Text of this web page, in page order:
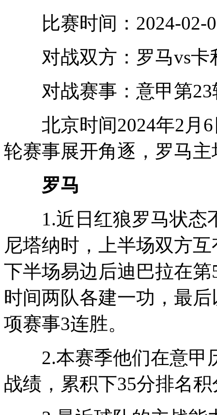
比赛时间：2024-02-
对战双方：罗马vs卡
对战赛事：意甲第23
北京时间2024年2月6
轮赛事展开角逐，罗马
罗马
1.近日红狼罗马状态
尼塔纳时，上半场双方
下半场易边后迪巴拉在
时间两队各建一功，最
项赛事3连胜。
2.本赛季他们在意甲
战绩，累积下35分排名